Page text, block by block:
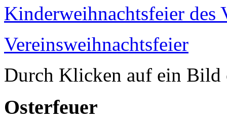
Kinderweihnachtsfeier des
Vereinsweihnachtsfeier
Durch Klicken auf ein Bild
Osterfeuer